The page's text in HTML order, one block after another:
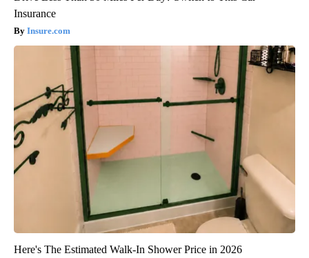
Insurance
Insure.com
Here's The Estimated Walk-In Shower Price in 2026